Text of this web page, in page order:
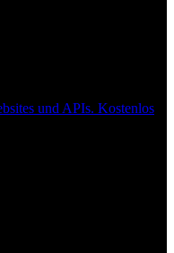
und APIs. Kostenlos